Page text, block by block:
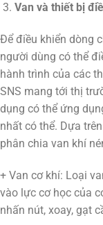
Van và thiết bị
Để điều khiển dòng
người dùng có thể
hành trình của các
SNS mang tới thị
dụng có thể ứng
nhất có thể. Dựa
phân chia van khí
+ Van cơ khí: Loại
vào lực cơ học của
nhấn nút, xoay, gạt